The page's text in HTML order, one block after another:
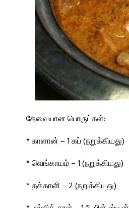
தேவையான பொருட்கள்:
* காளான் – 1 கப் (நறுக்கியது)
* வெங்காயம் – 1 (நறுக்கியது)
* தக்காளி – 2 (நறுக்கியது)